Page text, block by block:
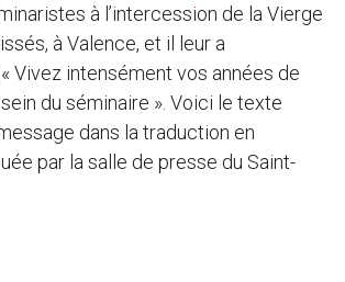
à l’intercession de la Vierge
à Valence, et il leur a
Vivez intensément vos années de
du séminaire ». Voici le texte
dans la traduction en
par la salle de presse du Saint-